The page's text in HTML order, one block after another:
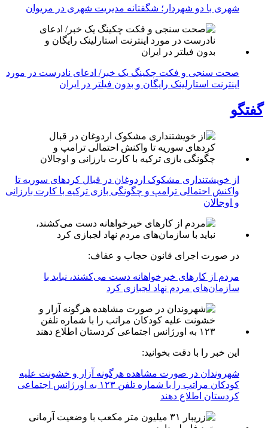
شهری با دو شهردار؛ شگفتانه مدیریت شهری در مریوان
صحت سنجی و فکت چکینگ یک خبر/ ادعای نادرست در مورد
اینترنت استارلینک رایگان و بدون فیلتر در ایران
گفتگو
از خویشتنداری مشکوک اردوغان در قبال کردهای سوریه تا
واکنش احتمالی ترامپ و چگونگی بازی ترکیه با کارت بارزانی
و اوجالان
در صورت اجرای قانون حجاب و عفاف:
مردم از کارهای خیرخواهانه دست می‌کشند، نباید با
سازمان‌های مردم نهاد لجبازی کرد
این خبر را با دقت بخوانید:
شهروندان در صورت مشاهده هرگونه آزار و خشونت علیه
کودکان مراتب را با شماره تلفن ۱۲۳ به اورژانس اجتماعی
کردستان اطلاع دهند